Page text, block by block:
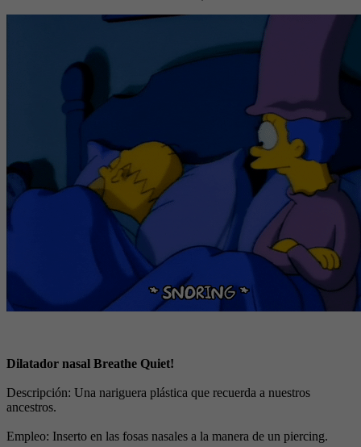
Dilatador nasal Breathe Quiet!
Descripción: Una nariguera plástica que recuerda a nuestros
ancestros.
Empleo: Inserto en las fosas nasales a la manera de un piercing.